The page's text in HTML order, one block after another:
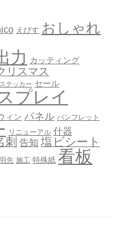
えびす おしゃれ
力
カッティング
リスマス
ステッカー セール
プレイ
ィン パネル パンフレット
リニューアル 什器
刺 告知 塩ビシート
先 施工 特殊紙 看板